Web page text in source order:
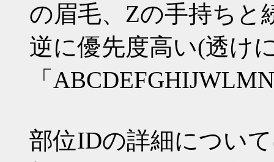
の眉毛、Zの手持ちと
逆に優先度高い(透け
「
部位IDの詳細につい